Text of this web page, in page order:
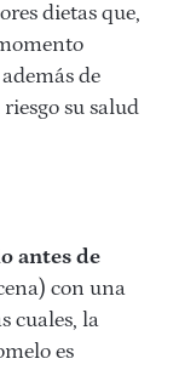
dietas que,
de
su salud
antes de
con una
cuales, la
es